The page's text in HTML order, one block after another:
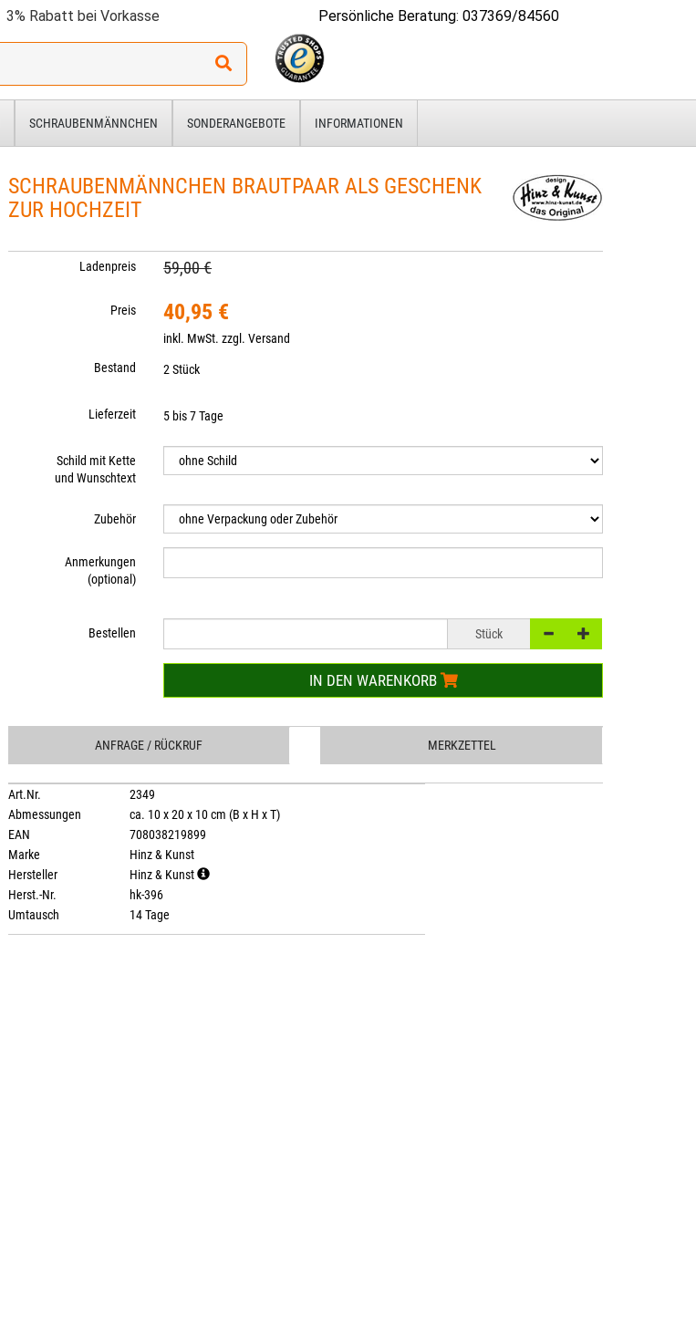
3% Rabatt bei Vorkasse Persönliche Beratung: 037369/84560
SCHRAUBENMÄNNCHEN SONDERANGEBOTE INFORMATIONEN
SCHRAUBENMÄNNCHEN BRAUTPAAR ALS GESCHENK
ZUR HOCHZEIT
Ladenpreis 59,00 €
Preis 40,95 €
inkl. MwSt. zzgl.Versand
Bestand
2 Stück
Lieferzeit 5 bis 7 Tage
Schild mit Kette
und Wunschtext
Zubehör
Anmerkungen
(optional)
Bestellen Stück
IN DEN WARENKORB
ANFRAGE / RÜCKRUF MERKZETTEL
Art.Nr.
2349
Abmessungen
ca. 10 x 20 x 10 cm (B x H x T)
EAN
708038219899
Marke
Hinz & Kunst
Hersteller
Hinz & Kunst
Herst.-Nr.
hk-396
Umtausch
14 Tage